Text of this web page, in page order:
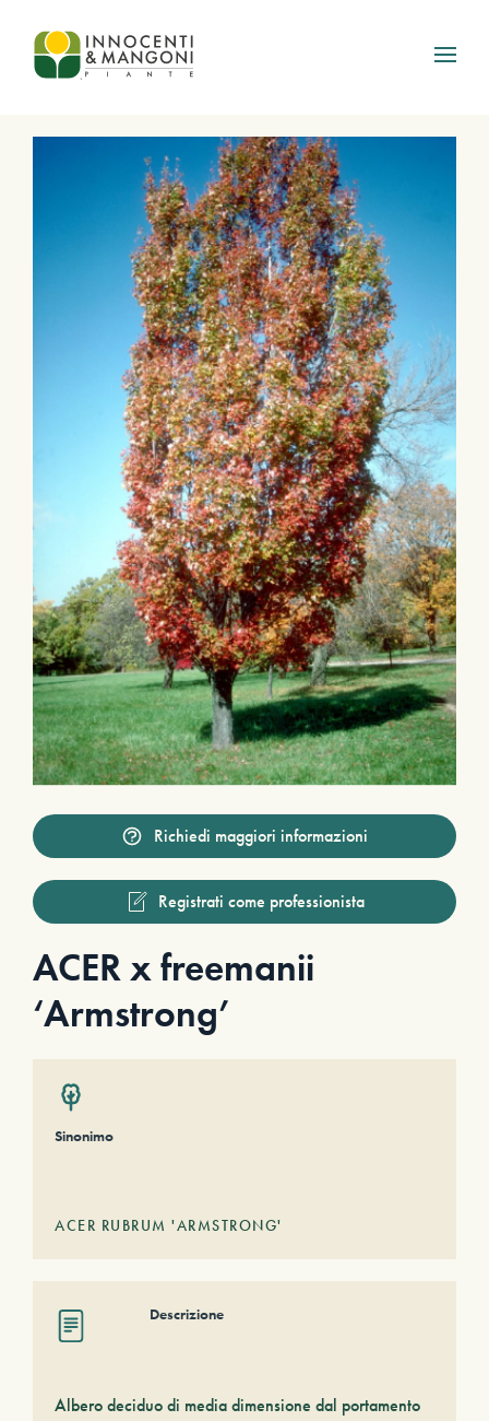
Skip to main content
Richiedi maggiori informazioni
Registrati come professionista
ACER x freemanii
‘Armstrong’
Sinonimo
ACER RUBRUM 'ARMSTRONG'
Descrizione
Albero deciduo di media dimensione dal portamento